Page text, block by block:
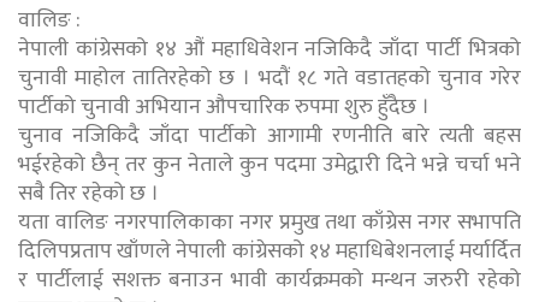
वालिङ :
नेपाली कांग्रेसको १४ औं महाधिवेशन नजिकिदै जाँदा पार्टी भित्रको
चुनावी माहोल तातिरहेको छ । भदौं १८ गते वडातहको चुनाव गरेर
पार्टीको चुनावी अभियान औपचारिक रुपमा शुरु हुँदैछ ।
चुनाव नजिकिदै जाँदा पार्टीको आगामी रणनीति बारे त्यती बहस
भईरहेको छैन् तर कुन नेताले कुन पदमा उमेद्वारी दिने भन्ने चर्चा भने
सबै तिर रहेको छ ।
यता वालिङ नगरपालिकाका नगर प्रमुख तथा काँग्रेस नगर सभापति
दिलिपप्रताप खाँणले नेपाली कांग्रेसको १४ महाधिबेशनलाई मर्यार्दित
र पार्टीलाई सशक्त बनाउन भावी कार्यक्रमको मन्थन जरुरी रहेको